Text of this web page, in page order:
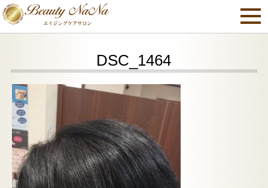
DSC_1464